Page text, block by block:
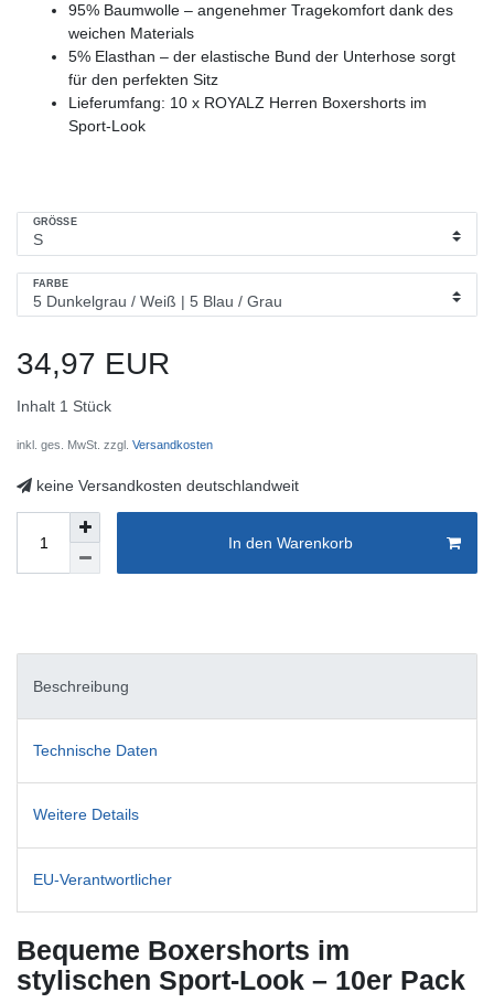
95% Baumwolle – angenehmer Tragekomfort dank des
weichen Materials
5% Elasthan – der elastische Bund der Unterhose sorgt
für den perfekten Sitz
Lieferumfang: 10 x ROYALZ Herren Boxershorts im
Sport-Look
GRÖSSE
FARBE
34,97 EUR
Inhalt 1 Stück
inkl. ges. MwSt. zzgl. Versandkosten
keine Versandkosten deutschlandweit
In den Warenkorb
Beschreibung
Technische Daten
Weitere Details
EU-Verantwortlicher
Bequeme Boxershorts im
stylischen Sport-Look – 10er Pack